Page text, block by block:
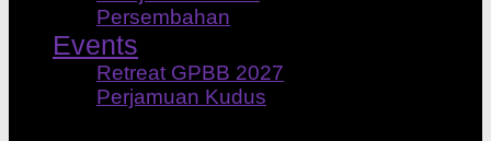
Persembahan
Events
Retreat GPBB 2027
Perjamuan Kudus